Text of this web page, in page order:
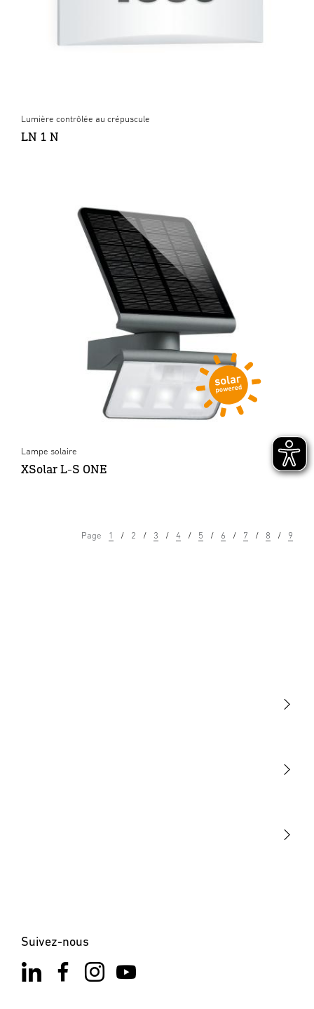
Lumière contrôlée au crépuscule
LN 1 N
Lampe solaire
XSolar L-S ONE
Page 1 2 3 4 5 6 7 8 9
Suivez-nous